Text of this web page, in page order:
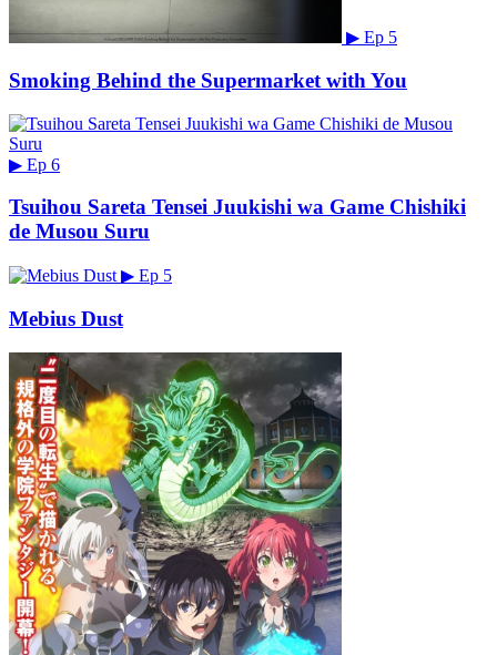
▶ Ep 5
Smoking Behind the Supermarket with You
▶ Ep 6
Tsuihou Sareta Tensei Juukishi wa Game Chishiki
de Musou Suru
▶ Ep 5
Mebius Dust